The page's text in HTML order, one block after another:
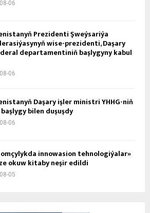
06
Prezidenti Şweýsariýa
wise-prezidenti, Daşary
departamentiniň başlygyny kabul
06
Daşary işler ministri ÝHHG-niň
bilen duşuşdy
06
innowasion tehnologiýalar»
okuw kitaby neşir edildi
05